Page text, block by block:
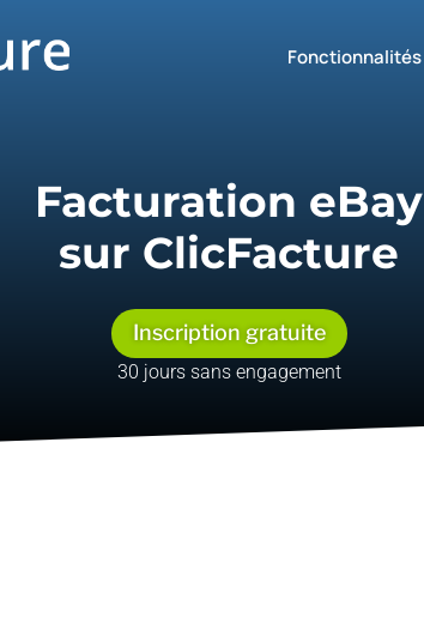
Fonctionnalités
Facturation eBay
sur ClicFacture
Inscription gratuite
30 jours sans engagement